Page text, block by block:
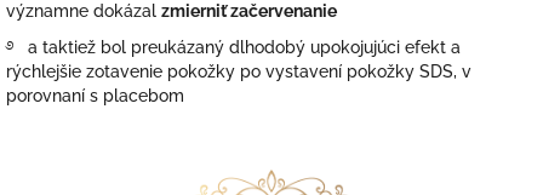
významne dokázal zmierniť začervenanie
࿔ a taktiež bol preukázaný dlhodobý upokojujúci efekt a
rýchlejšie zotavenie pokožky po vystavení pokožky SDS, v
porovnaní s placebom